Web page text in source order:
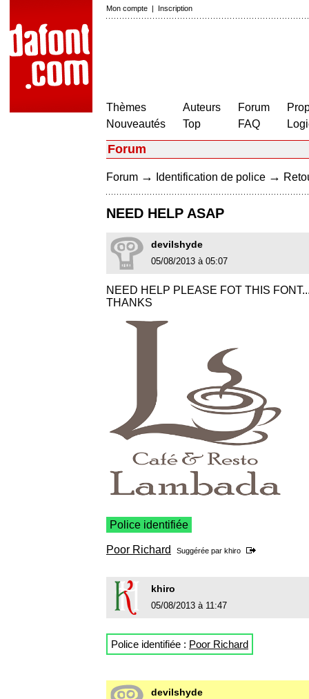
Mon compte | Inscription
Thèmes
Nouveautés
Auteurs
Top
Forum
FAQ
Forum
Forum → Identification de police →
NEED HELP ASAP
devilshyde
05/08/2013 à 05:07
NEED HELP PLEASE FOT THIS
THANKS
Police identifiée
Poor Richard Suggérée par khiro
khiro
05/08/2013 à 11:47
Police identifiée : Poor Richard
devilshyde